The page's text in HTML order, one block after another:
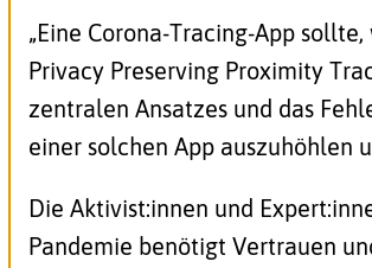
„Eine Corona-Tracing-App
Privacy Preserving Proximity
zentralen Ansatzes und das
einer solchen App auszuhöhlen
Die Aktivist:innen und
Pandemie benötigt Vertrauen